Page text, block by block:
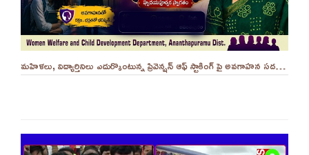
మహిళలు, విద్యార్తినిలు ఎదుర్కొంటున్న ప్రివెన్షన్ ఆఫ్ స్టాకింగ్ పై అవగాహన సదస్సు.. - ||YES 9TV